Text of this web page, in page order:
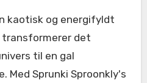
transformerer det
til en gal
Med Sprunki Sproonkly's